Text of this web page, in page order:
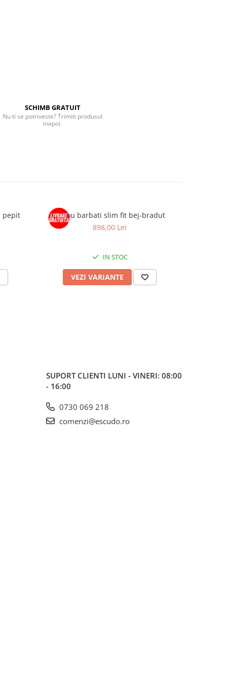
SCHIMB GRATUIT
Nu ti se potriveste? Trimiti produsul
inapoi.
pepit
Sacou barbati slim fit bej-bradut
898,00 Lei
IN STOC
VEZI VARIANTE
SUPORT CLIENTI LUNI - VINERI: 08:00
- 16:00
0730 069 218
comenzi@escudo.ro